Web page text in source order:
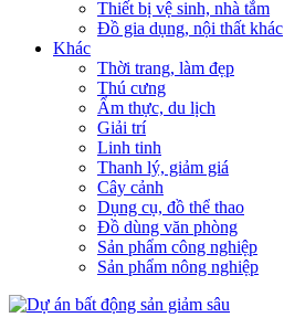
Thiết bị vệ sinh, nhà tắm
Đồ gia dụng, nội thất khác
Khác
Thời trang, làm đẹp
Thú cưng
Ẩm thực, du lịch
Giải trí
Linh tinh
Thanh lý, giảm giá
Cây cảnh
Dụng cụ, đồ thể thao
Đồ dùng văn phòng
Sản phẩm công nghiệp
Sản phẩm nông nghiệp